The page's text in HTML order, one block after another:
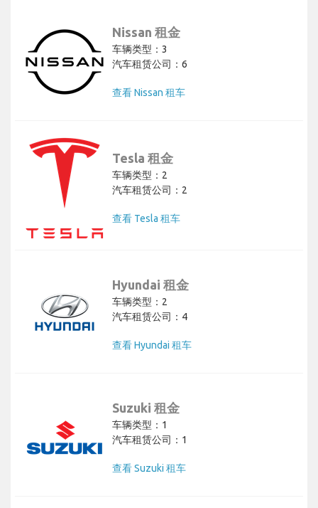
Nissan 租金
车辆类型：3
汽车租赁公司：6
查看 Nissan 租车
Tesla 租金
车辆类型：2
汽车租赁公司：2
查看 Tesla 租车
Hyundai 租金
车辆类型：2
汽车租赁公司：4
查看 Hyundai 租车
Suzuki 租金
车辆类型：1
汽车租赁公司：1
查看 Suzuki 租车